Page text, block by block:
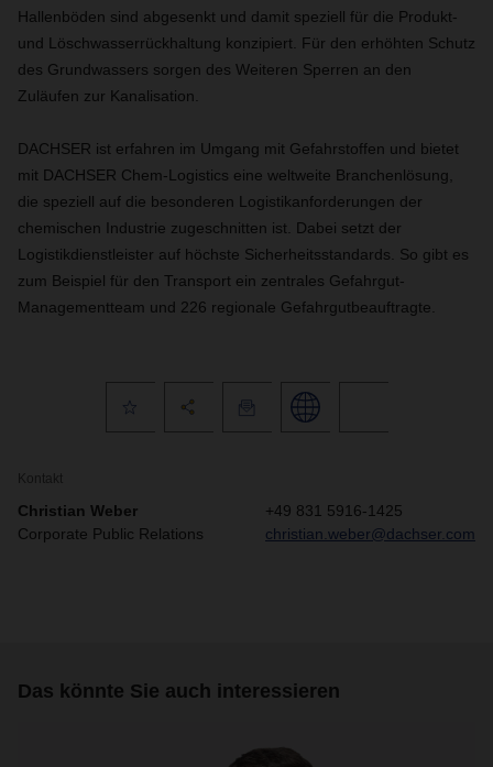
Hallenböden sind abgesenkt und damit speziell für die Produkt-
und Löschwasserrückhaltung konzipiert. Für den erhöhten Schutz
des Grundwassers sorgen des Weiteren Sperren an den
Zuläufen zur Kanalisation.
DACHSER ist erfahren im Umgang mit Gefahrstoffen und bietet
mit DACHSER Chem-Logistics eine weltweite Branchenlösung,
die speziell auf die besonderen Logistikanforderungen der
chemischen Industrie zugeschnitten ist. Dabei setzt der
Logistikdienstleister auf höchste Sicherheitsstandards. So gibt es
zum Beispiel für den Transport ein zentrales Gefahrgut-
Managementteam und 226 regionale Gefahrgutbeauftragte.
Kontakt
Christian Weber
Corporate Public Relations
+49 831 5916-1425
christian.weber@dachser.com
Das könnte Sie auch interessieren